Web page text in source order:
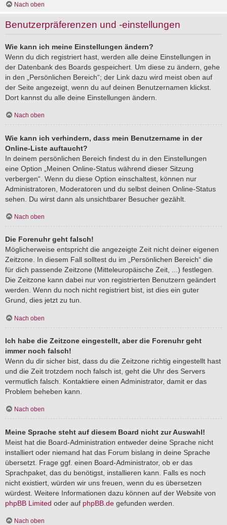
Nach oben
Benutzerpräferenzen und -einstellungen
Wie kann ich meine Einstellungen ändern?
Wenn du dich registriert hast, werden alle deine Einstellungen in
der Datenbank des Boards gespeichert. Um diese zu ändern, gehe
in den „Persönlichen Bereich“; der Link dazu wird meist oben auf
der Seite angezeigt, wenn du auf deinen Benutzernamen klickst.
Dort kannst du alle deine Einstellungen ändern.
Nach oben
Wie kann ich verhindern, dass mein Benutzername in der
Online-Liste auftaucht?
In deinem persönlichen Bereich findest du in den Einstellungen
eine Option „Meinen Online-Status während dieser Sitzung
verbergen“. Wenn du diese Option einschaltest, können nur
Administratoren, Moderatoren und du selbst deinen Online-Status
sehen. Du wirst dann als unsichtbarer Besucher gezählt.
Nach oben
Die Forenuhr geht falsch!
Möglicherweise entspricht die angezeigte Zeit nicht deiner eigenen
Zeitzone. In diesem Fall solltest du im „Persönlichen Bereich“ die
für dich passende Zeitzone (Mitteleuropäische Zeit, ...) festlegen.
Die Zeitzone kann dabei nur von registrierten Benutzern geändert
werden. Wenn du noch nicht registriert bist, ist dies ein guter
Grund, dies jetzt zu tun.
Nach oben
Ich habe die Zeitzone eingestellt, aber die Forenuhr geht
immer noch falsch!
Wenn du dir sicher bist, dass du die Zeitzone richtig eingestellt hast
und die Zeit trotzdem noch falsch ist, geht die Uhr des Servers
vermutlich falsch. Kontaktiere einen Administrator, damit er das
Problem beheben kann.
Nach oben
Meine Sprache steht auf diesem Board nicht zur Auswahl!
Meist hat die Board-Administration entweder deine Sprache nicht
installiert oder niemand hat das Forum bislang in deine Sprache
übersetzt. Frage ggf. einen Board-Administrator, ob er das
Sprachpaket, das du benötigst, installieren kann. Falls es noch
nicht existiert, würden wir uns freuen, wenn du es übersetzen
würdest. Weitere Informationen dazu können auf der Website von
phpBB Limited oder auf phpBB.de gefunden werden.
Nach oben